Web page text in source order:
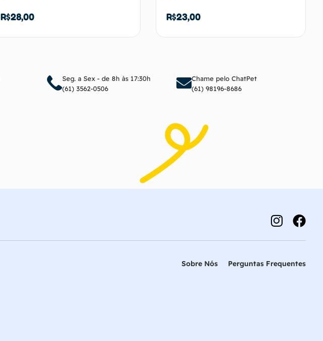
R$28,00
Adicionar ao carrinho
R$23,00
Adicionar ao carrinho
Seg. a Sex - de 8h às 17:30h
(61) 3562-0506
Chame pelo ChatPet
(61) 98196-8686
Sobre Nós Perguntas Frequentes